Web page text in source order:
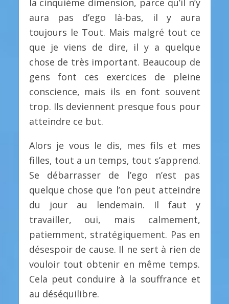
la cinquième dimension, parce qu’il n’y
aura pas d’ego là-bas, il y aura
toujours le Tout. Mais malgré tout ce
que je viens de dire, il y a quelque
chose de très important. Beaucoup de
gens font ces exercices de pleine
conscience, mais ils en font souvent
trop. Ils deviennent presque fous pour
atteindre ce but.
Alors je vous le dis, mes fils et mes
filles, tout a un temps, tout s’apprend.
Se débarrasser de l’ego n’est pas
quelque chose que l’on peut atteindre
du jour au lendemain. Il faut y
travailler, oui, mais calmement,
patiemment, stratégiquement. Pas en
désespoir de cause. Il ne sert à rien de
vouloir tout obtenir en même temps.
Cela peut conduire à la souffrance et
au déséquilibre.